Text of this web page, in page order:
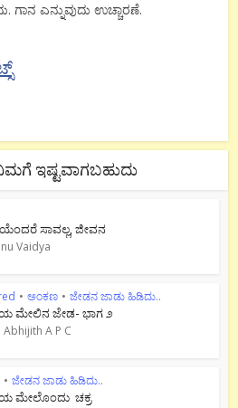
ಗಾನ ಎನ್ನುವುದು ಉಚ್ಚಾರಣೆ.
ಇಷ್ಟವಾಗಬಹುದು
ಸಾವಲ್ಲ, ಜೀವನ
Vaidya
• ಅಂಕಣ • ಜೇಡನ ಜಾಡು ಹಿಡಿದು..
ಮೇಲಿನ ಜೇಡ- ಭಾಗ ೨
Abhijith A P C
• ಜೇಡನ ಜಾಡು ಹಿಡಿದು..
ಮೇಲೊಂದು ಚಕ್ರ